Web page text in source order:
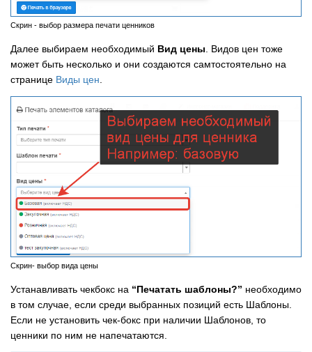
Скрин - выбор размера печати ценников
Далее выбираем необходимый Вид цены . Видов цен тоже
может быть несколько и они создаются самтостоятельно на
странице Виды цен
Скрин- выбор вида цены
Устанавливать чекбокс на “Печатать шаблоны?” необходимо
в том случае, если среди выбранных позиций есть Шаблоны.
Если не установить чек-бокс при наличии Шаблонов, то
ценники по ним не напечатаются.